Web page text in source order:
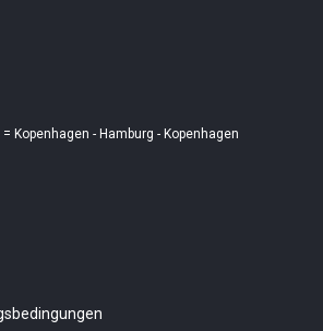
Kopenhagen - Hamburg - Kopenhagen